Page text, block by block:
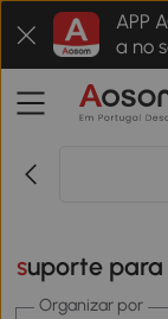
APP
a no
suporte
Organizar por